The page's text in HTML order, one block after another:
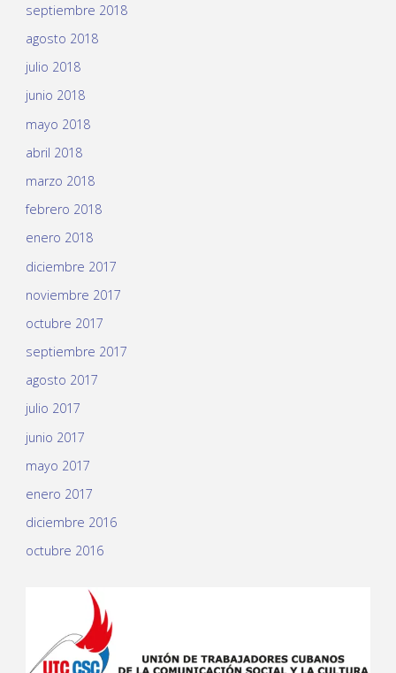
septiembre 2018
agosto 2018
julio 2018
junio 2018
mayo 2018
abril 2018
marzo 2018
febrero 2018
enero 2018
diciembre 2017
noviembre 2017
octubre 2017
septiembre 2017
agosto 2017
julio 2017
junio 2017
mayo 2017
enero 2017
diciembre 2016
octubre 2016